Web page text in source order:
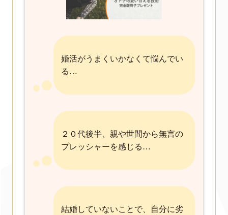
婚活がうまくいかなくて悩んでい
る…
２０代後半、親や世間から無言の
プレッシャーを感じる…
結婚していないことで、自分に劣